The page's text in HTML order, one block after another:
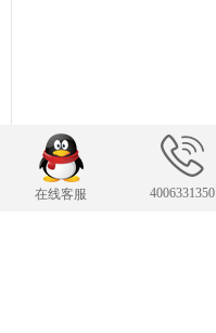
在线客服 4006331350